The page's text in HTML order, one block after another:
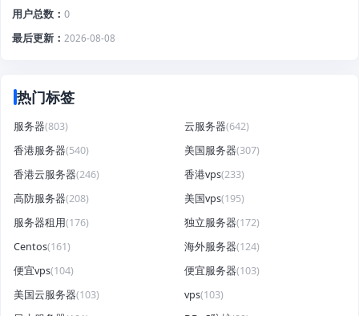
用户总数
0
最后更新
2026-08-08
热门标签
服务器(803) 云服务器(642)
香港服务器(540) 美国服务器(307)
香港云服务器(246) 香港vps(233)
高防服务器(208) 美国vps(195)
服务器租用(176) 独立服务器(172)
Centos(161) 海外服务器(124)
便宜vps(104) 便宜服务器(103)
美国云服务器(103) vps(103)